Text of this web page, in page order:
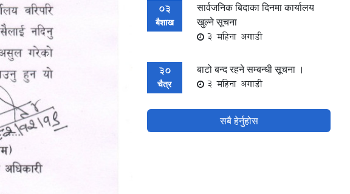
03
बैशाख
सार्वजनिक बिदाका दिनमा कार्यालय
खुल्ने सूचना
3 महिना अगाडी
30
चैत्र
बाटो बन्द रहने सम्बन्धी सूचना ।
3 महिना अगाडी
सबै हेर्नुहोस